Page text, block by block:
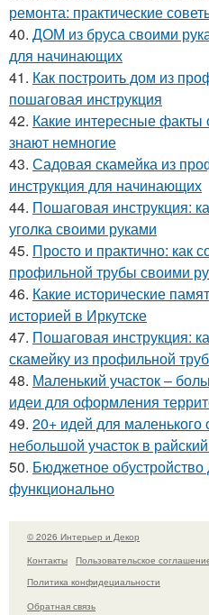
ремонта: практические
40. ДОМ из бруса своими
для начинающих
41. Как построить дом из
пошаговая инструкция
42. Какие интересные факты
знают немногие
43. Садовая скамейка из
инструкция для начинающих
44. Пошаговая инструкция:
уголка своими руками
45. Просто и практично: как
профильной трубы своими
46. Какие исторические
историей в Иркутске
47. Пошаговая инструкция:
скамейку из профильной
48. Маленький участок –
идеи для оформления
49. 20+ идей для маленького
небольшой участок в
50. Бюджетное обустройство
функционально
© 2026 Интерьер и Декор
Контакты
Пользовательское
Политика конфидециальности
Обратная связь